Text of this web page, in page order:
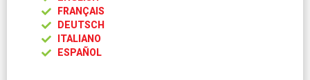
FRANÇAIS
DEUTSCH
ITALIANO
ESPAÑOL